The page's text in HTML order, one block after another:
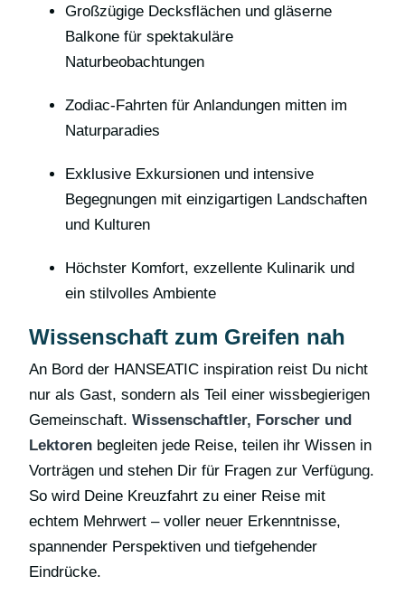
Großzügige Decksflächen und gläserne
Balkone für spektakuläre
Naturbeobachtungen
Zodiac-Fahrten für Anlandungen mitten im
Naturparadies
Exklusive Exkursionen und intensive
Begegnungen mit einzigartigen Landschaften
und Kulturen
Höchster Komfort, exzellente Kulinarik und
ein stilvolles Ambiente
Wissenschaft zum Greifen nah
An Bord der HANSEATIC inspiration reist Du nicht
nur als Gast, sondern als Teil einer wissbegierigen
Gemeinschaft.Wissenschaftler, Forscher und
Lektoren begleiten jede Reise, teilen ihr Wissen in
Vorträgen und stehen Dir für Fragen zur Verfügung.
So wird Deine Kreuzfahrt zu einer Reise mit
echtem Mehrwert – voller neuer Erkenntnisse,
spannender Perspektiven und tiefgehender
Eindrücke.